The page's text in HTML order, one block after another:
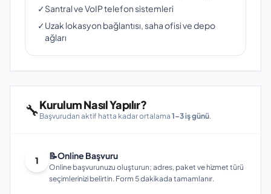
✓Santral ve VoIP telefon sistemleri
✓Uzak lokasyon bağlantısı, saha ofisi ve depo
ağları
🔧Kurulum Nasıl Yapılır?
Başvurudan aktif hatta kadar ortalama 1–3 iş günü.
1 📝Online Başvuru
Online başvurunuzu oluşturun; adres, paket ve hizmet türü
seçimlerinizi belirtin. Form 5 dakikada tamamlanır.